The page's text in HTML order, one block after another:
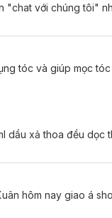
"chat với chúng tôi"
tóc và giúp mọc
dầu xả thoa đều
hôm nay giao á